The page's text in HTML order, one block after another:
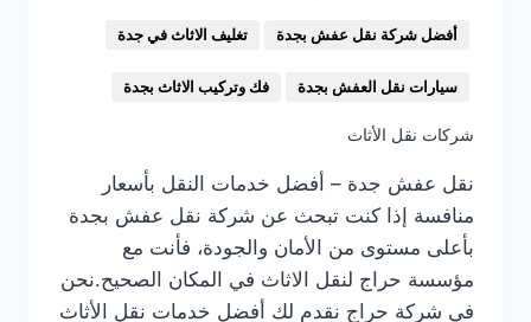
أفضل شركة نقل عفش بجدة تغليف الاثاث في جدة
سيارات نقل العفش بجدة فك وتركيب الاثاث بجدة
شركات نقل الأثاث
نقل عفش جدة – أفضل خدمات النقل بأسعار
منافسة إذا كنت تبحث عن شركة نقل عفش بجدة
بأعلى مستوى من الأمان والجودة، فأنت مع
مؤسسة حراج لنقل الاثاث في المكان الصحيح.نحن
في شركة حراج نقدم لك أفضل خدمات نقل الأثاث